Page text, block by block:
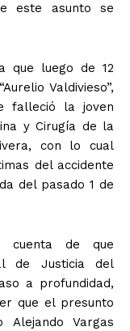
este asunto se
que luego de 12
Valdivieso”,
falleció la joven
y Cirugía de la
con lo cual
del accidente
del pasado 1 de
cuenta de que
de Justicia del
a profundidad,
que el presunto
Alejando Vargas